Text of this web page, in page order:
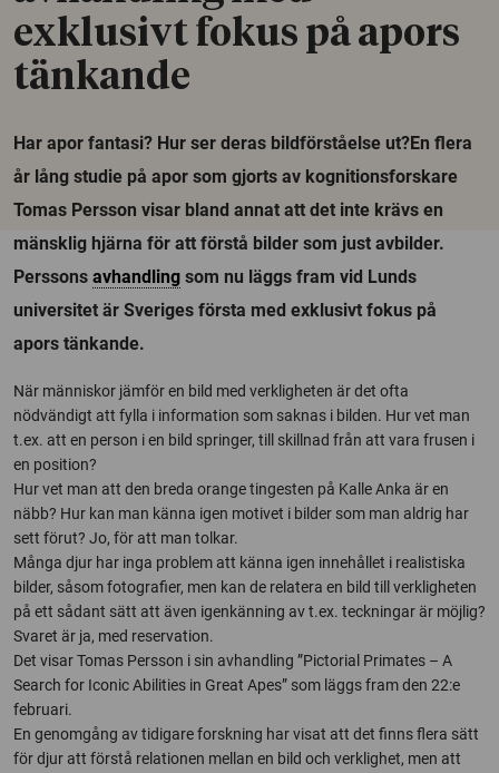
exklusivt fokus på apors
tänkande
Har apor fantasi? Hur ser deras bildförståelse ut?En flera
år lång studie på apor som gjorts av kognitionsforskare
Tomas Persson visar bland annat att det inte krävs en
mänsklig hjärna för att förstå bilder som just avbilder.
Perssons avhandling som nu läggs fram vid Lunds
universitet är Sveriges första med exklusivt fokus på
apors tänkande.
När människor jämför en bild med verkligheten är det ofta
nödvändigt att fylla i information som saknas i bilden. Hur vet man
t.ex. att en person i en bild springer, till skillnad från att vara frusen i
en position?
Hur vet man att den breda orange tingesten på Kalle Anka är en
näbb? Hur kan man känna igen motivet i bilder som man aldrig har
sett förut? Jo, för att man tolkar.
Många djur har inga problem att känna igen innehållet i realistiska
bilder, såsom fotografier, men kan de relatera en bild till verkligheten
på ett sådant sätt att även igenkänning av t.ex. teckningar är möjlig?
Svaret är ja, med reservation.
Det visar Tomas Persson i sin avhandling ”Pictorial Primates – A
Search for Iconic Abilities in Great Apes” som läggs fram den 22:e
februari.
En genomgång av tidigare forskning har visat att det finns flera sätt
för djur att förstå relationen mellan en bild och verklighet, men att